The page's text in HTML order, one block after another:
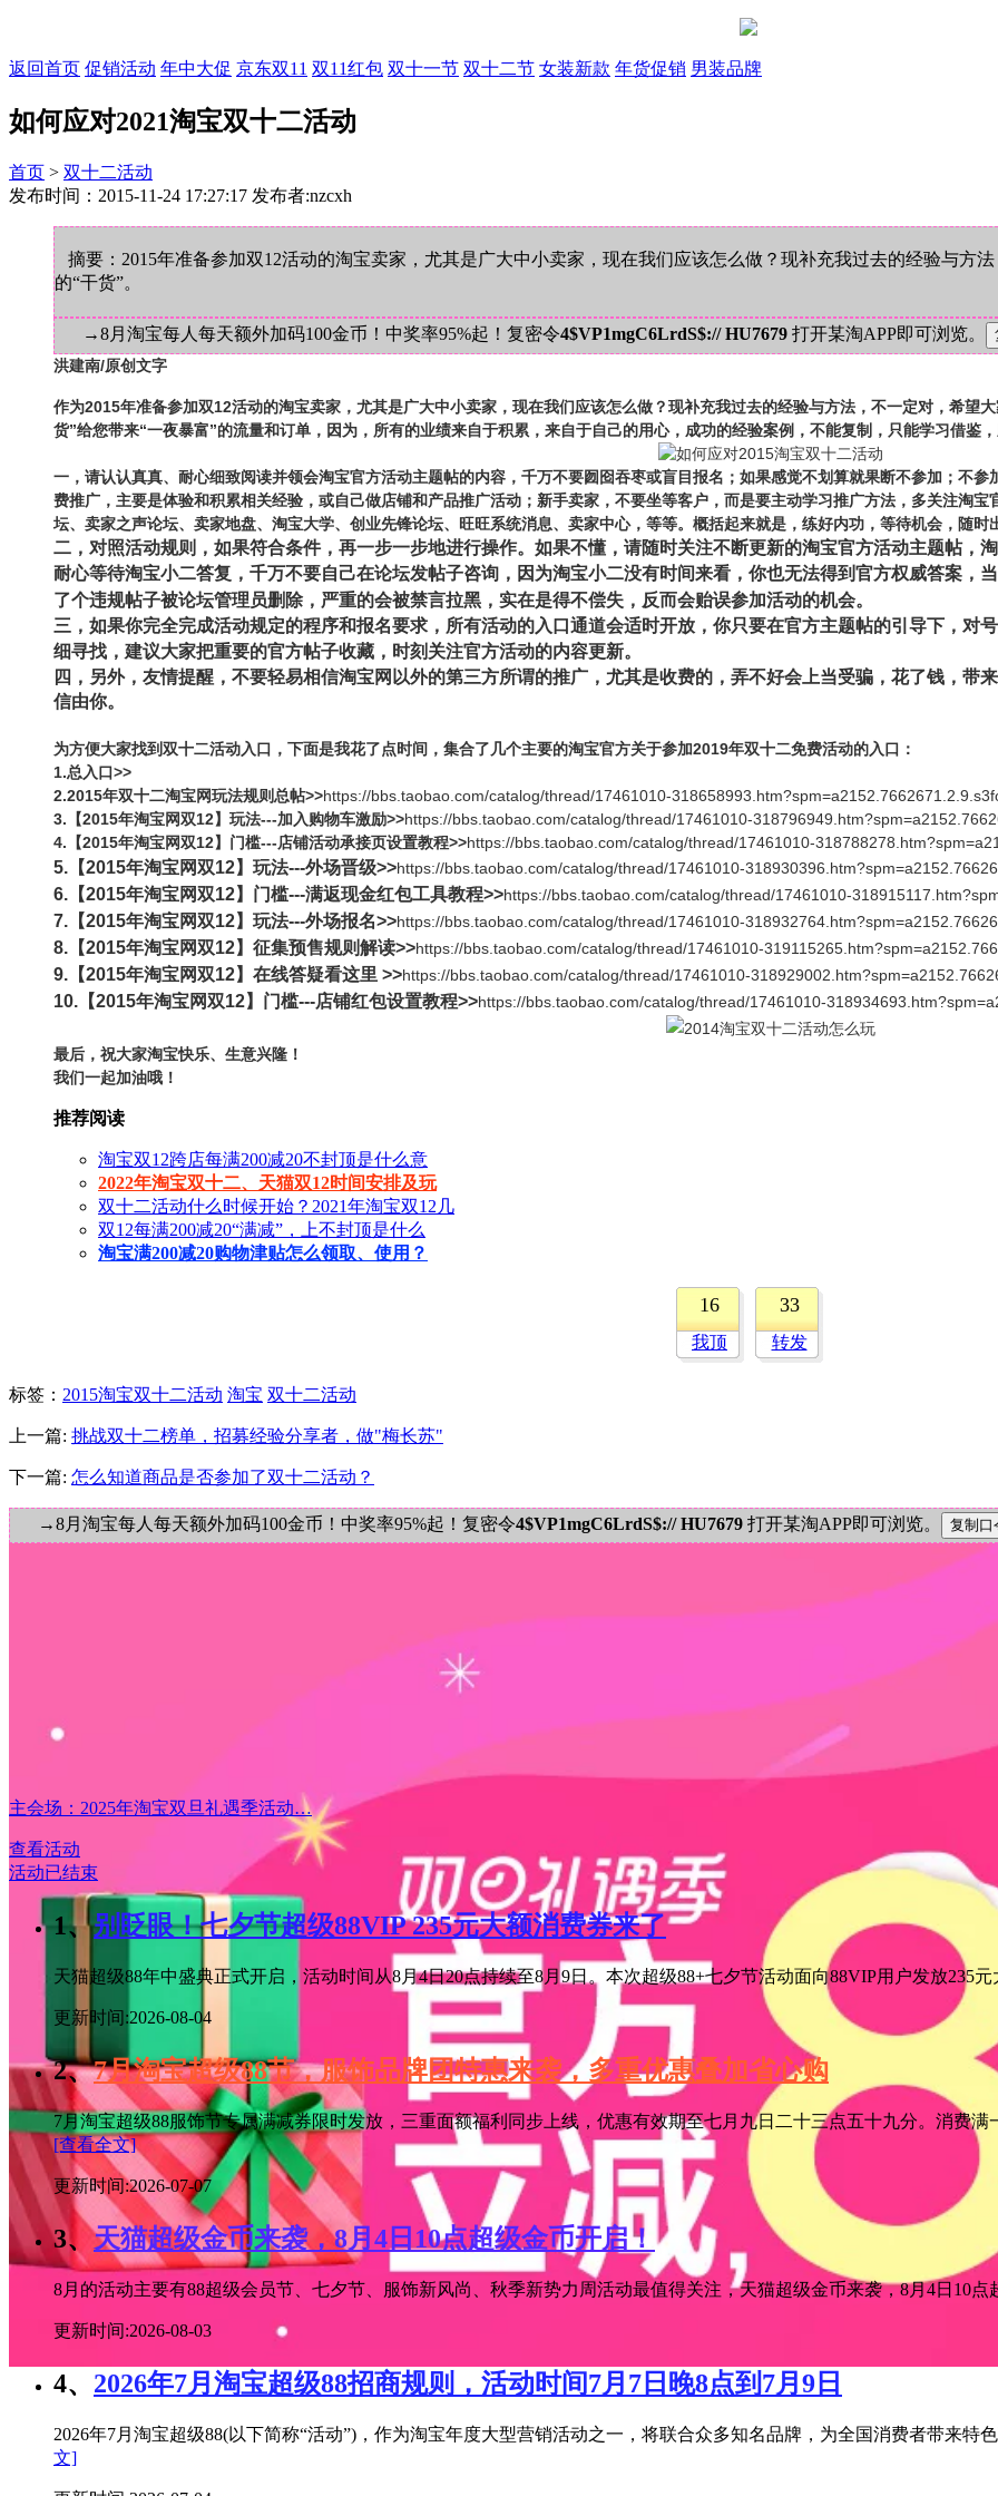
返回首页 促销活动 年中大促 京东双11 双11红包 双十一节 双十二节 女装新款 年货促销 男装品牌
如何应对2021淘宝双十二活动
首页 > 双十二活动
发布时间：2015-11-24 17:27:17 发布者:nzcxh
摘要：2015年准备参加双12活动的淘宝卖家，尤其是广大中小卖家，现在我们应该怎么做？现补充我过去的经验与方
的“干货”。
→8月淘宝每人每天额外加码100金币！中奖率95%起！复密令4$VP1mgC6LrdS$:// HU7679 打开某淘APP即可浏览。
洪建南/原创文字
作为2015年准备参加双12活动的淘宝卖家，尤其是广大中小卖家，现在我们应该怎么做？现补充我过去的经验与方法，不一定对，希望
货”给您带来“一夜暴富”的流量和订单，因为，所有的业绩来自于积累，来自于自己的用心，成功的经验案例，不能复制，只能学习借鉴
一，请认认真真、耐心细致阅读并领会淘宝官方活动主题帖的内容，千万不要囫囵吞枣或盲目报名；如果感觉不划算就果断不参加；不
费推广，主要是体验和积累相关经验，或自己做店铺和产品推广活动；新手卖家，不要坐等客户，而是要主动学习推广方法，多关注淘
坛、卖家之声论坛、卖家地盘、淘宝大学、创业先锋论坛、旺旺系统消息、卖家中心，等等。概括起来就是，练好内功，等待机会，随时
二，对照活动规则，如果符合条件，再一步一步地进行操作。如果不懂，请随时关注不断更新的淘宝官方活动主题帖，
耐心等待淘宝小二答复，千万不要自己在论坛发帖子咨询，因为淘宝小二没有时间来看，你也无法得到官方权威答案，
了个违规帖子被论坛管理员删除，严重的会被禁言拉黑，实在是得不偿失，反而会贻误参加活动的机会。
三，如果你完全完成活动规定的程序和报名要求，所有活动的入口通道会适时开放，你只要在官方主题帖的引导下，对
细寻找，建议大家把重要的官方帖子收藏，时刻关注官方活动的内容更新。
四，另外，友情提醒，不要轻易相信淘宝网以外的第三方所谓的推广，尤其是收费的，弄不好会上当受骗，花了钱，带
信由你。
为方便大家找到双十二活动入口，下面是我花了点时间，集合了几个主要的淘宝官方关于参加2019年双十二免费活动的入口：
1.总入口>>
2.2015年双十二淘宝网玩法规则总帖>>https://bbs.taobao.com/catalog/thread/17461010-
3.【2015年淘宝网双12】玩法---加入购物车激励>>https://bbs.taobao.com/catalog/thread/17461010-
4. 【2015年淘宝网双12】门槛---店铺活动承接页设置教程>>https://bbs.taobao.com/catalog/thread/17461010-
5. 【2015年淘宝网双12】玩法---外场晋级>>https://bbs.taobao.com/catalog/thread/17461010-
6. 【2015年淘宝网双12】门槛---满返现金红包工具教程>>https://bbs.taobao.com/catalog/thread/17461010-
7. 【2015年淘宝网双12】玩法---外场报名>>https://bbs.taobao.com/catalog/thread/17461010-
8. 【2015年淘宝网双12】征集预售规则解读>>https://bbs.taobao.com/catalog/thread/17461010-
9. 【2015年淘宝网双12】在线答疑看这里 >>https://bbs.taobao.com/catalog/thread/17461010-
10. 【2015年淘宝网双12】门槛---店铺红包设置教程>>https://bbs.taobao.com/catalog/thread/17461010-
最后，祝大家淘宝快乐、生意兴隆！
我们一起加油哦！
推荐阅读
淘宝双12跨店每满200减20不封顶是什么意
2022年淘宝双十二、天猫双12时间安排及玩
双十二活动什么时候开始？2021年淘宝双12几
双12每满200减20“满减”，上不封顶是什么
淘宝满200减20购物津贴怎么领取、使用？
16
我顶
33
转发
标签 ： 2015淘宝双十二活动 淘宝 双十二活动
上一篇: 挑战双十二榜单，招募经验分享者，做"梅长苏"
下一篇: 怎么知道商品是否参加了双十二活动？
→8月淘宝每人每天额外加码100金币！中奖率95%起！复密令4$VP1mgC6LrdS$:// HU7679 打开某淘APP即可浏览。
主会场：2025年淘宝双旦礼遇季活动…
查看活动
活动已结束
1、别眨眼！七夕节超级88VIP 235元大额消费券来了
天猫超级88年中盛典正式开启，活动时间从8月4日20点持续至8月9日。本次超级88+七夕节活动面向88VIP用户发放235
更新时间:2026-08-04
2、7月淘宝超级88节，服饰品牌团特惠来袭，多重优惠叠加省心购
7月淘宝超级88服饰节专属满减券限时发放，三重面额福利同步上线，优惠有效期至七月九日二十三点五十九分。消费
[查看全文]
更新时间:2026-07-07
3、天猫超级金币来袭，8月4日10点超级金币开启！
8月的活动主要有88超级会员节、七夕节、服饰新风尚、秋季新势力周活动最值得关注，天猫超级金币来袭，8月4日10点
更新时间:2026-08-03
4、 2026年7月淘宝超级88招商规则，活动时间7月7日晚8点到7月9日
2026年7月淘宝超级88(以下简称“活动”)，作为淘宝年度大型营销活动之一，将联合众多知名品牌，为全国消费者带来特
文]